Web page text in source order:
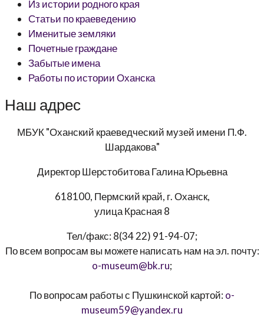
Из истории родного края
Статьи по краеведению
Именитые земляки
Почетные граждане
Забытые имена
Работы по истории Оханска
Наш адрес
МБУК "Оханский краеведческий музей имени П.Ф.
Шардакова"
ДиректорШерстобитова Галина Юрьевна
618100, Пермский край, г. Оханск,
улица Красная 8
Тел/факс: 8(34 22) 91-94-07;
По всем вопросам вы можете написать нам на эл. почту:
o-museum@bk.ru;
По вопросам работы с Пушкинской картой: o-
museum59@yandex.ru